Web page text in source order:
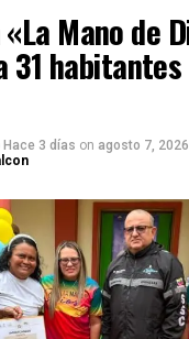
Mano de
31 habitantes
Hace 3 días on agosto 7, 2026